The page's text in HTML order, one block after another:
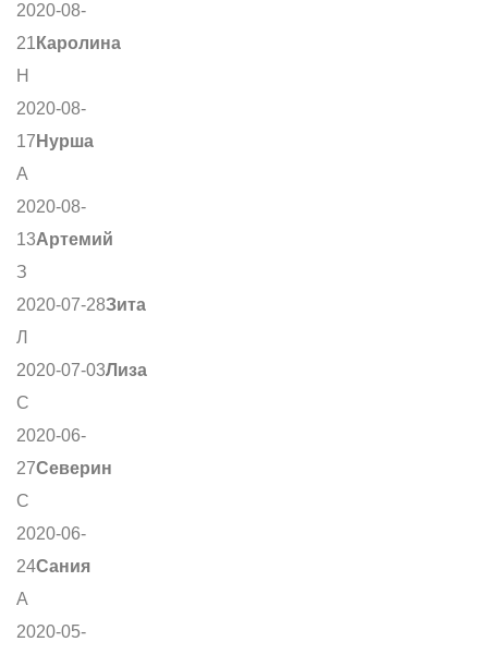
2020-08-
21 Каролина
Н
2020-08-
17 Нурша
А
2020-08-
13Артемий
З
2020-07-28Зита
Л
2020-07-03Лиза
С
2020-06-
27Северин
С
2020-06-
24Сания
А
2020-05-